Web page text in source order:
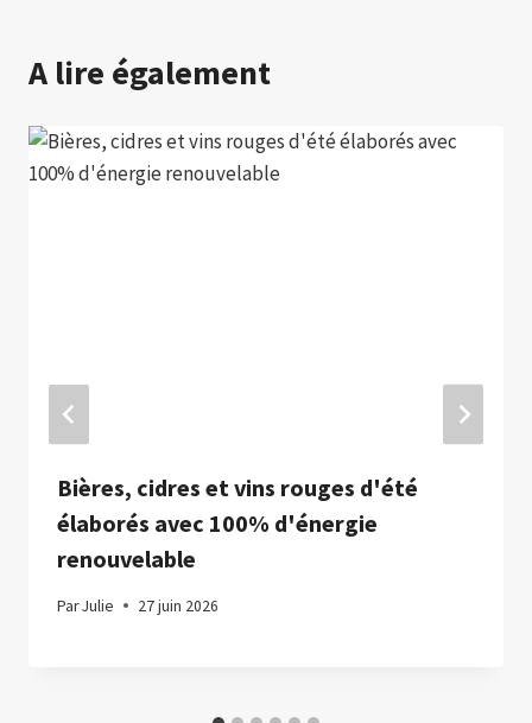
A lire également
Bières, cidres et vins rouges d'été
élaborés avec 100% d'énergie
renouvelable
ParJulie 27 juin 2026